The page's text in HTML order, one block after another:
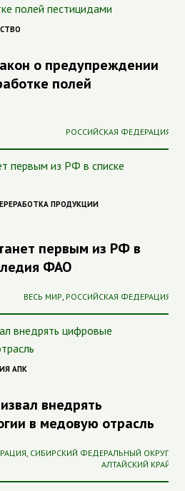
о предупреждении
полей
РОССИЙСКАЯ ФЕДЕРАЦИЯ
ПРОДУКЦИИ
первым из РФ в
ФАО
ВЕСЬ МИР, РОССИЙСКАЯ ФЕДЕРАЦИЯ
АПК
внедрять
в медовую отрасль
, СИБИРСКИЙ ФЕДЕРАЛЬНЫЙ ОКРУГ
АЛТАЙСКИЙ КРАЙ